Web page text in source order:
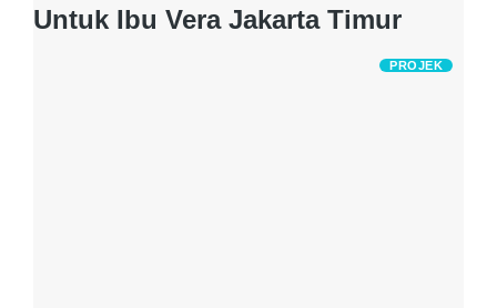
Untuk Ibu Vera Jakarta Timur
PROJEK